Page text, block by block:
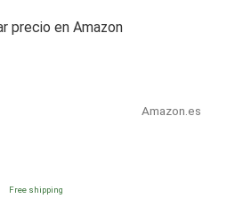
precio en Amazon
Amazon.es
Free shipping